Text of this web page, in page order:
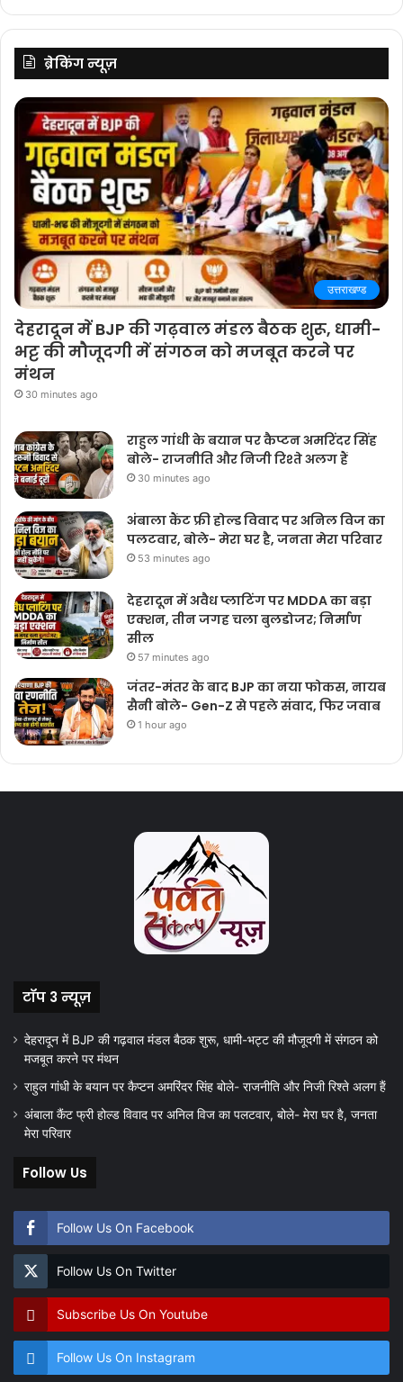
ब्रेकिंग न्यूज़
उत्तराखण्ड
देहरादून में BJP की गढ़वाल मंडल बैठक शुरू, धामी-
भट्ट की मौजूदगी में संगठन को मजबूत करने पर
मंथन
30 minutes ago
राहुल गांधी के बयान पर कैप्टन अमरिंदर सिंह
बोले- राजनीति और निजी रिश्ते अलग हैं
30 minutes ago
अंबाला कैंट फ्री होल्ड विवाद पर अनिल विज का
पलटवार, बोले- मेरा घर है, जनता मेरा परिवार
53 minutes ago
देहरादून में अवैध प्लाटिंग पर MDDA का बड़ा
एक्शन, तीन जगह चला बुलडोजर; निर्माण
सील
57 minutes ago
जंतर-मंतर के बाद BJP का नया फोकस, नायब
सैनी बोले- Gen-Z से पहले संवाद, फिर जवाब
1 hour ago
टॉप 3 न्यूज़
देहरादून में BJP की गढ़वाल मंडल बैठक शुरू, धामी-भट्ट की मौजूदगी में संगठन को
मजबूत करने पर मंथन
राहुल गांधी के बयान पर कैप्टन अमरिंदर सिंह बोले- राजनीति और निजी रिश्ते अलग हैं
अंबाला कैंट फ्री होल्ड विवाद पर अनिल विज का पलटवार, बोले- मेरा घर है, जनता
मेरा परिवार
Follow Us
Follow Us On Facebook
Follow Us On Twitter
Subscribe Us On Youtube
Follow Us On Instagram